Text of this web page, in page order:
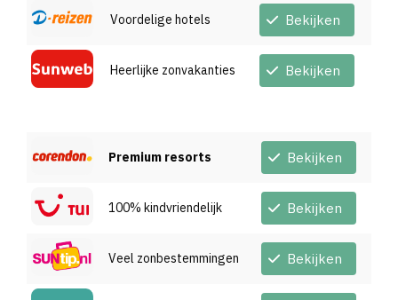
Voordelige hotels Bekijken
Heerlijke zonvakanties Bekijken
Premium resorts Bekijken
100% kindvriendelijk Bekijken
Veel zonbestemmingen Bekijken